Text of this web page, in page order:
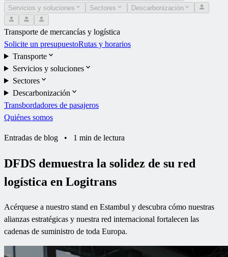
Servicios y soluciones
Sectores Descarbonización
Transporte de mercancías y logística
Solicite un presupuestoRutas y horarios
Transporte
Servicios y soluciones
Sectores
Descarbonización
Transbordadores de pasajeros
Quiénes somos
Entradas de blog • 1 min de lectura
DFDS demuestra la solidez de su red
logística en Logitrans
Acérquese a nuestro stand en Estambul y descubra cómo nuestras
alianzas estratégicas y nuestra red internacional fortalecen las
cadenas de suministro de toda Europa.